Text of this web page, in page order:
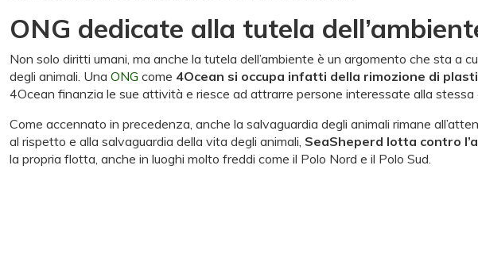
ONG dedicate alla tutela
Non solo diritti umani, ma anche la tutela dell’ambiente è un argomento che sta a
degli animali. Una ONG come 4Ocean si occupa infatti della rimozione di
4Ocean finanzia le sue attività e riesce ad attrarre persone interessate alla
Come accennato in precedenza, anche la salvaguardia degli animali rimane
al rispetto e alla salvaguardia della vita degli animali, SeaSheperd lotta contro
la propria flotta, anche in luoghi molto freddi come il Polo Nord e il Polo Sud.